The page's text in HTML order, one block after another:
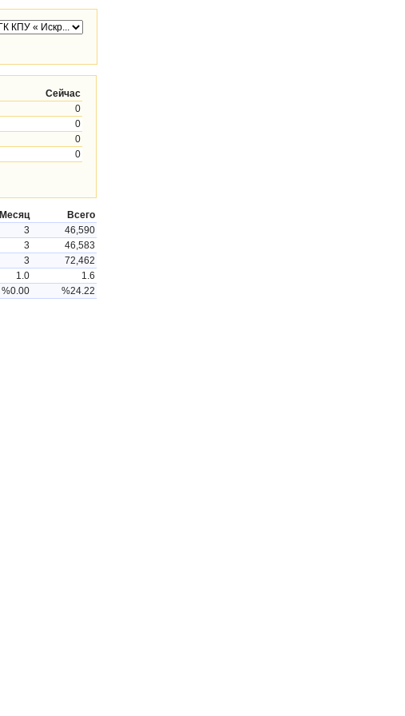
Сейчас
0
0
0
0
Месяц
Всего
3
46,590
3
46,583
3
72,462
1.0
1.6
%0.00 %24.22